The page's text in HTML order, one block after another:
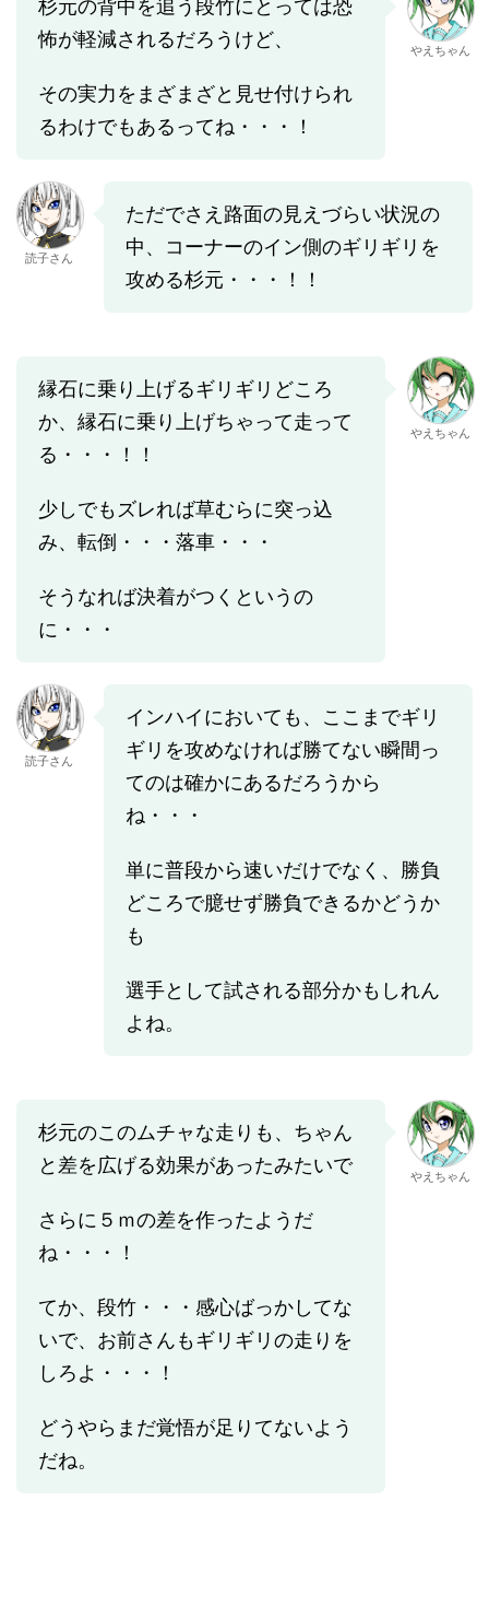
杉元の背中を追う段竹にとっては恐
怖が軽減されるだろうけど、
その実力をまざまざと見せ付けられ
るわけでもあるってね・・・！
やえちゃん
読子さん
ただでさえ路面の見えづらい状況の
中、コーナーのイン側のギリギリを
攻める杉元・・・！！
縁石に乗り上げるギリギリどころ
か、縁石に乗り上げちゃって走って
る・・・！！
少しでもズレれば草むらに突っ込
み、転倒・・・落車・・・
そうなれば決着がつくというの
に・・・
やえちゃん
読子さん
インハイにおいても、ここまでギリ
ギリを攻めなければ勝てない瞬間っ
てのは確かにあるだろうから
ね・・・
単に普段から速いだけでなく、勝負
どころで臆せず勝負できるかどうか
も
選手として試される部分かもしれん
よね。
杉元のこのムチャな走りも、ちゃん
と差を広げる効果があったみたいで
さらに５ｍの差を作ったようだ
ね・・・！
てか、段竹・・・感心ばっかしてな
いで、お前さんもギリギリの走りを
しろよ・・・！
どうやらまだ覚悟が足りてないよう
だね。
やえちゃん